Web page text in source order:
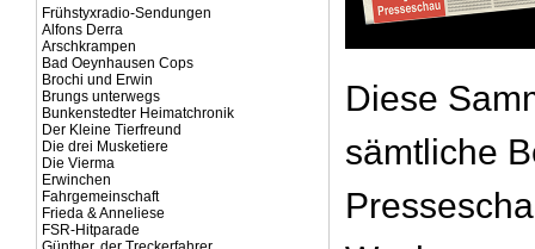
Frühstyxradio-Sendungen
Alfons Derra
Arschkrampen
Bad Oeynhausen Cops
Brochi und Erwin
Brungs unterwegs
Bunkenstedter Heimatchronik
Der Kleine Tierfreund
Die drei Musketiere
Die Vierma
Erwinchen
Fahrgemeinschaft
Frieda & Anneliese
FSR-Hitparade
Diese
sämtliche